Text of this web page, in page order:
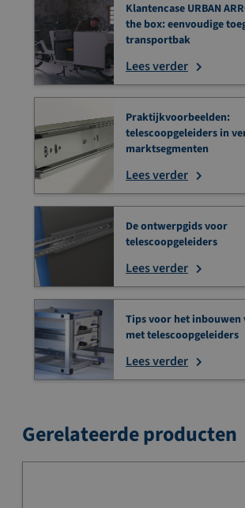
Klantencase URBAN
the box: eenvoudige
transportbak
Lees verder
Praktijkvoorbeelden:
telescoopgeleiders in
marktsegmenten
Lees verder
De ontwerpgids voor
telescoopgeleiders
Lees verder
Tips voor het inbouwen
met telescoopgeleiders
Lees verder
Gerelateerde producten